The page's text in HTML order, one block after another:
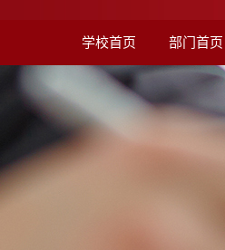
学校首页 部门首页